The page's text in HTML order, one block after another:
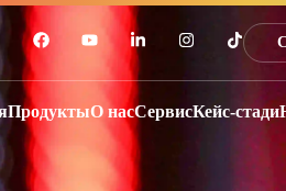
ПродуктыО насСервисКейс-стади